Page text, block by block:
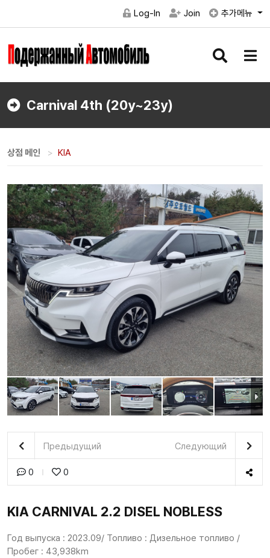
Log-In Join 추가메뉴
검
버
메
버
Carnival 4th (20y~23y)
상점 메인 KIA
Предыдущий Следующий
0 0
KIA CARNIVAL 2.2 DISEL NOBLESS
Год выпуска : 2023.09/ Топливо : Дизельное топливо /
Пробег : 43,938km